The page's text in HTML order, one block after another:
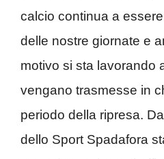
calcio continua a
delle nostre giornate e
motivo si sta lavorando
vengano trasmesse in
periodo della ripresa.
dello Sport Spadafora